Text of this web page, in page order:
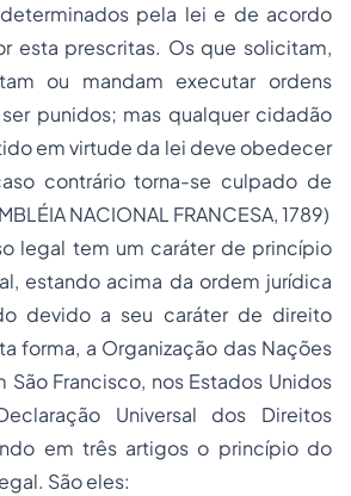
pela lei e de acordo
esta prescritas. Os que solicitam,
ou mandam executar ordens
punidos; mas qualquer cidadão
em virtude da lei deve obedecer
contrário torna-se culpado de
NACIONAL FRANCESA, 1789)
legal tem um caráter de princípio
estando acima da ordem jurídica
devido a seu caráter de direito
forma, a Organização das Nações
São Francisco, nos Estados Unidos
Universal dos Direitos
em três artigos o princípio do
São eles: